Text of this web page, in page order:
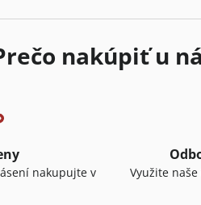
nakúpiť u
nakupujte v
Využite